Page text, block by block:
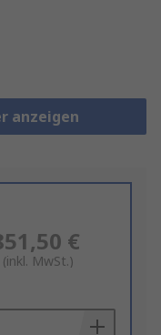
anzeigen
€
(inkl. MwSt.)